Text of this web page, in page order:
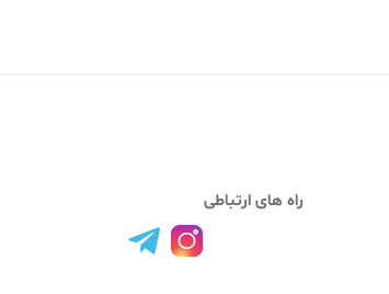
راه های ارتباطی